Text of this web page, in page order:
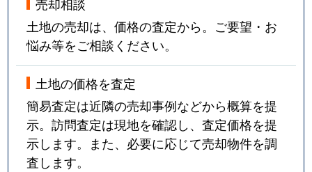
土地の売却は、価格の査定から。ご要望・お
悩み等をご相談ください。
土地の価格を査定
簡易査定は近隣の売却事例などから概算を提
示。訪問査定は現地を確認し、査定価格を提
示します。また、必要に応じて売却物件を調
査します。